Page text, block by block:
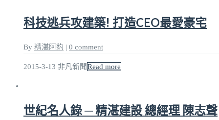
科技逃兵攻建築! 打造CEO最愛豪宅
By 精湛阿豹 | 0 comment
2015-3-13 非凡新聞Read more
世紀名人錄 ─ 精湛建設 總經理 陳志聲